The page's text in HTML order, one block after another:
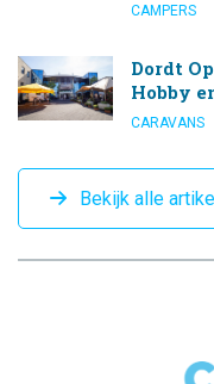
CAMPERS
Dordt
Hobby
CARAVANS
Bekijk alle